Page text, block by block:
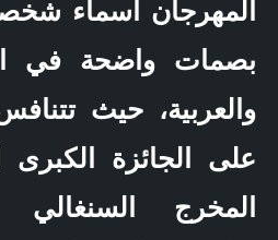
المهرجان أسماء
بصمات واضحة في
والعربية، حيث
على الجائزة
المخرج